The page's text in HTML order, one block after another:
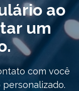
ao
um
com você